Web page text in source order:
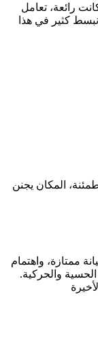
رائعة، تعامل
كثير في هذا
ممتازة، واهتمام
والحركية.